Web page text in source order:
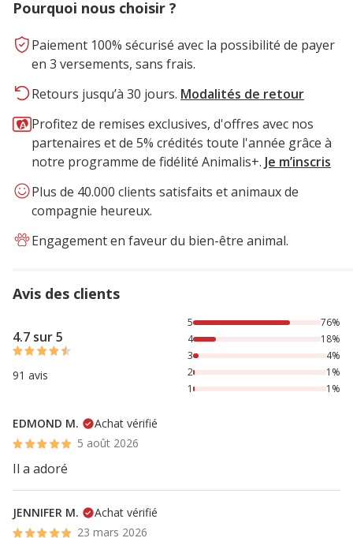
Pourquoi nous choisir ?
Paiement 100% sécurisé avec la possibilité de payer
en 3 versements, sans frais.
Retours jusqu’à 30 jours. Modalités de retour
Profitez de remises exclusives, d'offres avec nos
partenaires et de 5% crédités toute l'année grâce à
notre programme de fidélité Animalis+. Je m’inscris
Plus de 40.000 clients satisfaits et animaux de
compagnie heureux.
Engagement en faveur du bien-être animal.
Avis des clients
4.7 sur 5
91 avis
76% des personnes lont noté avec {1} étoiles, 18% des
5
76%
4
18%
3
4%
2
1%
1
1%
EDMOND M.
Achat vérifié
5 août 2026
Il a adoré
JENNIFER M.
Achat vérifié
23 mars 2026